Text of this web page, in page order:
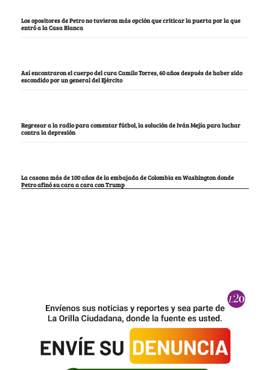
Los opositores de Petro no tuvieron más opción que criticar la puerta por la que
entró a la Casa Blanca
Así encontraron el cuerpo del cura Camilo Torres, 60 años después de haber sido
escondido por un general del Ejército
Regresar a la radio para comentar fútbol, la solución de Iván Mejía para luchar
contra la depresión
La casona más de 100 años de la embajada de Colombia en Washington donde
Petro afinó su cara a cara con Trump